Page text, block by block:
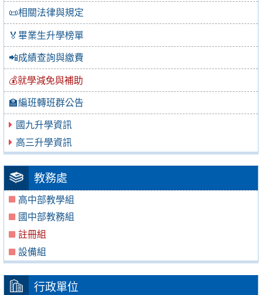
📜相關法律與規定
🏅畢業生升學榜單
📲成績查詢與繳費
💰就學減免與補助
🏫編班轉班群公告
國九升學資訊
高三升學資訊
教務處
高中部教學組
國中部教務組
註冊組
設備組
行政單位